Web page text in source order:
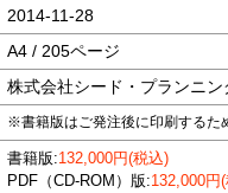
2014-11-28
A4 / 205ページ
株式会社シード・プランニン
※書籍版はご発注後に印刷するた
書籍版:132,000円(税込)
PDF（CD-ROM）版:132,000円